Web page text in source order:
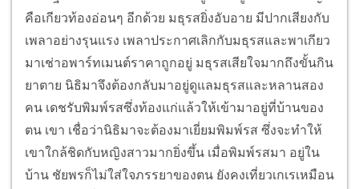
คือเกียวท้องอ่อนๆ อีกด้วย มธุรสยิ่งอับอาย มีปากเสียงกับ
เพลาอย่างรุนแรง เพลาประกาศเลิกกับมธุรสและพาเกียว
มาเช่าอพาร์ทเมนต์ราคาถูกอยู่ มธุรสเสียใจมากถึงขั้นกิน
ยาตาย นิธิมาจึงต้องกลับมาอยู่ดูแลมธุรสและหลานสอง
คน เดชรับพิมพ์รสซึ่งท้องแก่แล้วให้เข้ามาอยู่ที่บ้านของ
ตน เขา เชื่อว่านิธิมาจะต้องมาเยี่ยมพิมพ์รส ซึ่งจะทำให้
เขาใกล้ชิดกับหญิงสาวมากยิ่งขึ้น เมื่อพิมพ์รสมา อยู่ใน
บ้าน ชัยพรก็ไม่ใส่ใจภรรยาของตน ยังคงเที่ยวเกเรเหมือน